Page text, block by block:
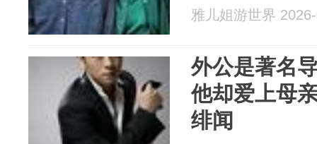
雅儿姐游世界
外公是著名
他却爱上母
绯闻